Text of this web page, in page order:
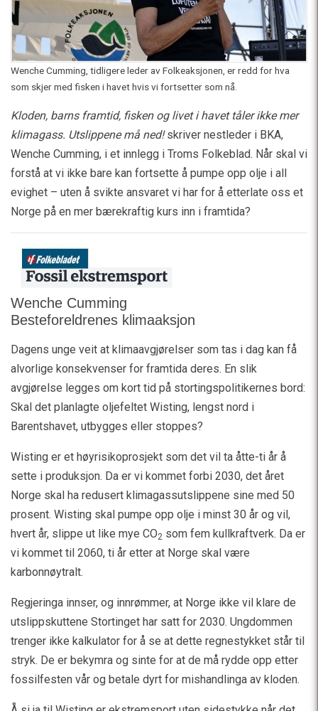
Wenche Cumming, tidligere leder av Folkeaksjonen, er redd for hva
som skjer med fisken i havet hvis vi fortsetter som nå.
Kloden, barns framtid, fisken og livet i havet tåler ikke mer
klimagass. Utslippene må ned!skriver nestleder i BKA,
Wenche Cumming, i et innlegg i Troms Folkeblad. Når skal vi
forstå at vi ikke bare kan fortsette å pumpe opp olje i all
evighet – uten å svikte ansvaret vi har for å etterlate oss et
Norge på en mer bærekraftig kurs inn i framtida?
Wenche Cumming
Besteforeldrenes klimaaksjon
Dagens unge veit at klimaavgjørelser som tas i dag kan få
alvorlige konsekvenser for framtida deres. En slik
avgjørelse legges om kort tid på stortingspolitikernes bord:
Skal det planlagte oljefeltet Wisting, lengst nord i
Barentshavet, utbygges eller stoppes?
Wisting er et høyrisikoprosjekt som det vil ta åtte-ti år å
sette i produksjon. Da er vi kommet forbi 2030, det året
Norge skal ha redusert klimagassutslippene sine med 50
prosent. Wisting skal pumpe opp olje i minst 30 år og vil,
hvert år, slippe ut like mye CO2 som fem kullkraftverk. Da er
vi kommet til 2060, ti år etter at Norge skal være
karbonnøytralt.
Regjeringa innser, og innrømmer, at Norge ikke vil klare de
utslippskuttene Stortinget har satt for 2030. Ungdommen
trenger ikke kalkulator for å se at dette regnestykket står til
stryk. De er bekymra og sinte for at de må rydde opp etter
fossilfesten vår og betale dyrt for mishandlinga av kloden.